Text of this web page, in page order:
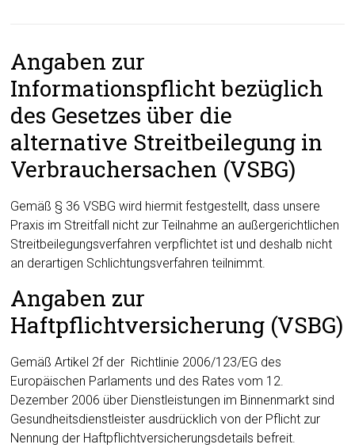
Angaben zur
Informationspflicht bezüglich
des Gesetzes über die
alternative Streitbeilegung in
Verbrauchersachen (VSBG)
Gemäß § 36 VSBG wird hiermit festgestellt, dass unsere
Praxis im Streitfall nicht zur Teilnahme an außergerichtlichen
Streitbeilegungsverfahren verpflichtet ist und deshalb nicht
an derartigen Schlichtungsverfahren teilnimmt.
Angaben zur
Haftpflichtversicherung (VSBG)
Gemäß Artikel 2f der Richtlinie 2006/123/EG des
Europäischen Parlaments und des Rates vom 12.
Dezember 2006 über Dienstleistungen im Binnenmarkt sind
Gesundheitsdienstleister ausdrücklich von der Pflicht zur
Nennung der Haftpflichtversicherungsdetails befreit.